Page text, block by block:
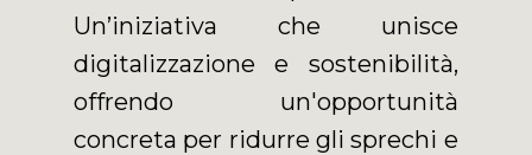
Un’iniziativa che unisce
digitalizzazione e sostenibilità,
offrendo un'opportunità
concreta per ridurre gli sprechi e